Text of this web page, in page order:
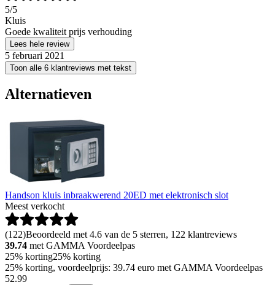
5/5
Kluis
Goede kwaliteit prijs verhouding
Lees hele review
5 februari 2021
Toon alle 6 klantreviews met tekst
Alternatieven
Handson kluis inbraakwerend 20ED met elektronisch slot
Meest verkocht
(122)Beoordeeld met 4.6 van de 5 sterren, 122 klantreviews
39.74 met GAMMA Voordeelpas
25% korting25% korting
25% korting, voordeelprijs: 39.74 euro met GAMMA Voordeelpas
52.99